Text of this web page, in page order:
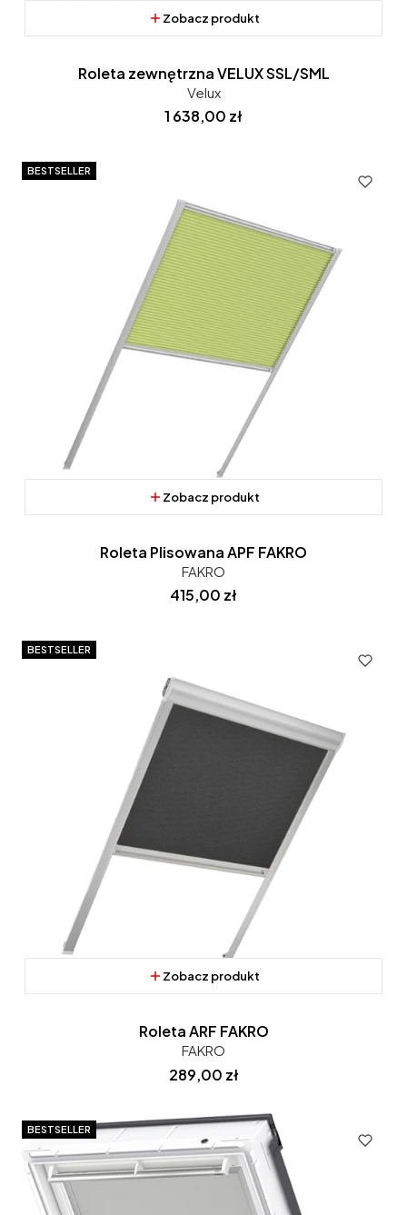
Zobacz produkt
Roleta zewnętrzna VELUX SSL/SML
Velux
Cena
1 638,00 zł
BESTSELLER
Zobacz produkt
Roleta Plisowana APF FAKRO
FAKRO
Cena
415,00 zł
BESTSELLER
Zobacz produkt
Roleta ARF FAKRO
FAKRO
Cena
289,00 zł
BESTSELLER